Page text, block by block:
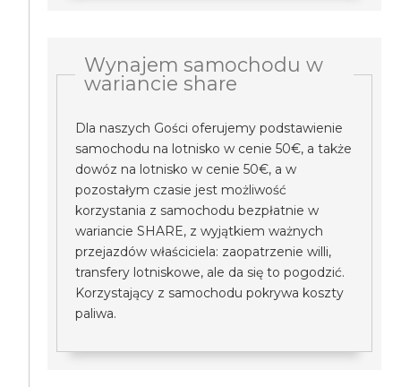
Wynajem samochodu w
wariancie share
Dla naszych Gości oferujemy podstawienie
samochodu na lotnisko w cenie 50€, a także
dowóz na lotnisko w cenie 50€, a w
pozostałym czasie jest możliwość
korzystania z samochodu bezpłatnie w
wariancie SHARE, z wyjątkiem ważnych
przejazdów właściciela: zaopatrzenie willi,
transfery lotniskowe, ale da się to pogodzić.
Korzystający z samochodu pokrywa koszty
paliwa.